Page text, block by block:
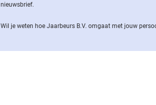
nieuwsbrief.
Wil je weten hoe Jaarbeurs B.V. omgaat met jouw